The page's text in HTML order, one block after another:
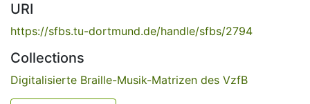
URI
https://sfbs.tu-dortmund.de/handle/sfbs/2794
Collections
Digitalisierte Braille-Musik-Matrizen des VzfB